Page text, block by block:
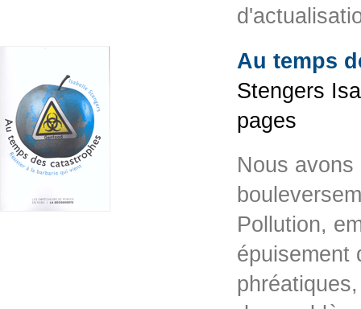
Au temps
Stengers
pages
Nous
Pollution,
épuisement